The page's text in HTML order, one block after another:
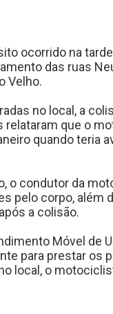
ocorrido na
das ruas
Velho.
no local, a
relataram que o
quando teria
o condutor da
pelo corpo, além
a colisão.
Móvel de
para prestar os
local, o